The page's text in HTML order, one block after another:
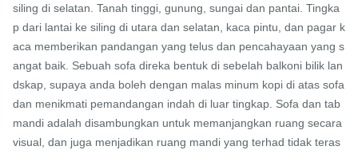
siling di selatan. Tanah tinggi, gunung, sungai dan pantai. Tingka
p dari lantai ke siling di utara dan selatan, kaca pintu, dan pagar k
aca memberikan pandangan yang telus dan pencahayaan yang s
angat baik. Sebuah sofa direka bentuk di sebelah balkoni bilik lan
dskap, supaya anda boleh dengan malas minum kopi di atas sofa
dan menikmati pemandangan indah di luar tingkap. Sofa dan tab
mandi adalah disambungkan untuk memanjangkan ruang secara
visual, dan juga menjadikan ruang mandi yang terhad tidak teras